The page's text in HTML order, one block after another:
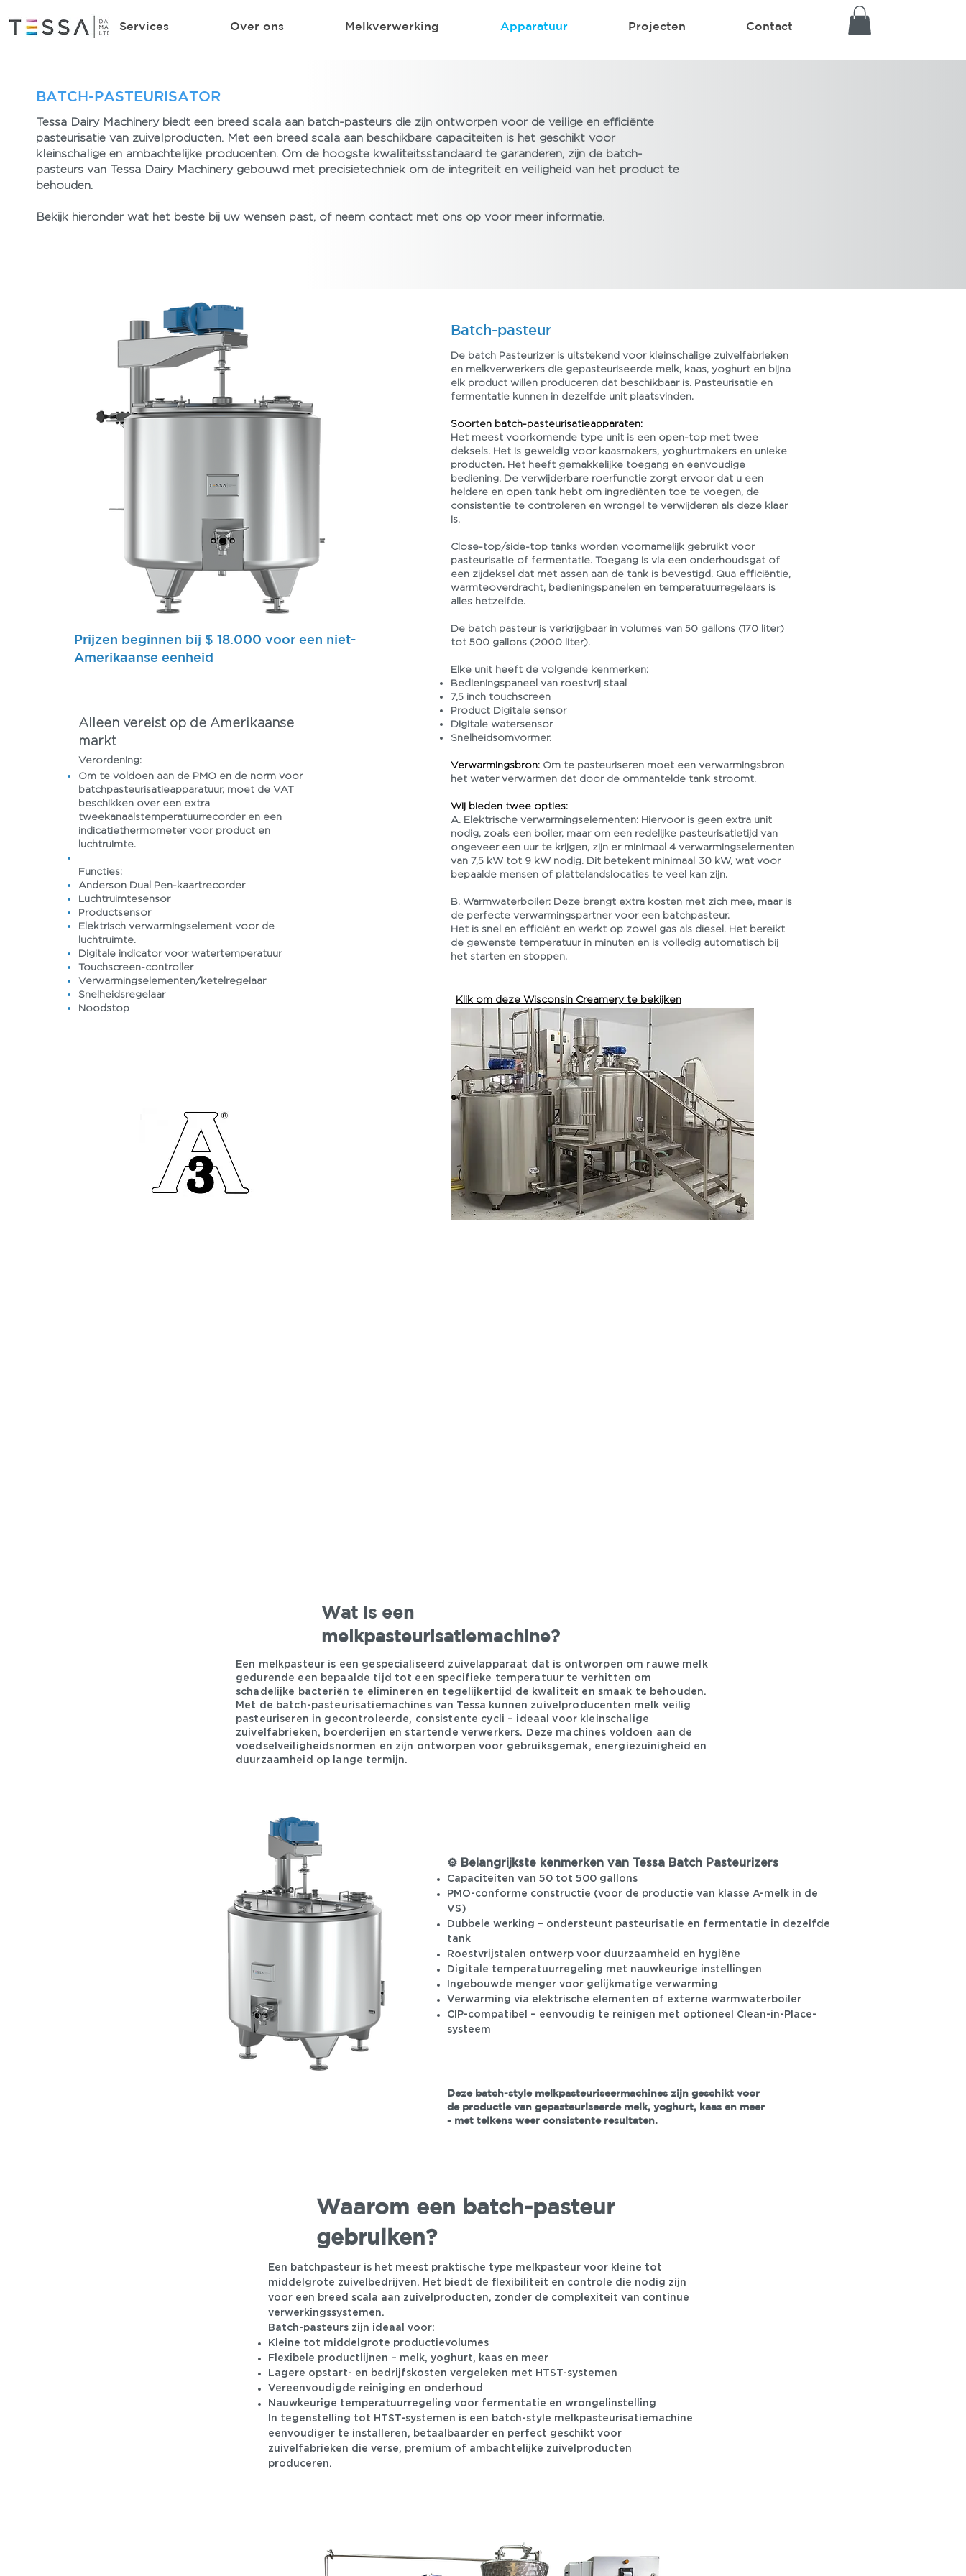
Services Over ons Melkverwerking Apparatuur Projecten Contact
BATCH-PASTEURISATOR
Tessa Dairy Machinery biedt een breed scala aan batch-pasteurs die zijn ontworpen voor de veilige en efficiënte
pasteurisatie van zuivelproducten. Met een breed scala aan beschikbare capaciteiten is het geschikt voor
kleinschalige en ambachtelijke producenten. Om de hoogste kwaliteitsstandaard te garanderen, zijn de batch-
pasteurs van Tessa Dairy Machinery gebouwd met precisietechniek om de integriteit en veiligheid van het product te
behouden.
Bekijk hieronder wat het beste bij uw wensen past, of neem contact met ons op voor meer informatie.
Prijzen beginnen bij $ 18.000 voor een niet-
Amerikaanse eenheid
Alleen vereist op de Amerikaanse
markt
Verordening:
Om te voldoen aan de PMO en de norm voor
batchpasteurisatieapparatuur, moet de VAT
beschikken over een extra
tweekanaalstemperatuurrecorder en een
indicatiethermometer voor product en
luchtruimte.
Functies:
Anderson Dual Pen-kaartrecorder
Luchtruimtesensor
Productsensor
Elektrisch verwarmingselement voor de
luchtruimte.
Digitale indicator voor watertemperatuur
Touchscreen-controller
Verwarmingselementen/ketelregelaar
Snelheidsregelaar
Noodstop
Batch-pasteur
De batch Pasteurizer is uitstekend voor kleinschalige zuivelfabrieken
en melkverwerkers die gepasteuriseerde melk, kaas, yoghurt en bijna
elk product willen produceren dat beschikbaar is. Pasteurisatie en
fermentatie kunnen in dezelfde unit plaatsvinden.
Soorten batch-pasteurisatieapparaten:
Het meest voorkomende type unit is een open-top met twee
deksels. Het is geweldig voor kaasmakers, yoghurtmakers en unieke
producten. Het heeft gemakkelijke toegang en eenvoudige
bediening. De verwijderbare roerfunctie zorgt ervoor dat u een
heldere en open tank hebt om ingrediënten toe te voegen, de
consistentie te controleren en wrongel te verwijderen als deze klaar
is.
Close-top/side-top tanks worden voornamelijk gebruikt voor
pasteurisatie of fermentatie. Toegang is via een onderhoudsgat of
een zijdeksel dat met assen aan de tank is bevestigd. Qua efficiëntie,
warmteoverdracht, bedieningspanelen en temperatuurregelaars is
alles hetzelfde.
De batch pasteur is verkrijgbaar in volumes van 50 gallons (170 liter)
tot 500 gallons (2000 liter).
Elke unit heeft de volgende kenmerken:
Bedieningspaneel van roestvrij staal
7,5 inch touchscreen
Product Digitale sensor
Digitale watersensor
Snelheidsomvormer.
Verwarmingsbron:Om te pasteuriseren moet een verwarmingsbron
het water verwarmen dat door de ommantelde tank stroomt.
Wij bieden twee opties:
A. Elektrische verwarmingselementen: Hiervoor is geen extra unit
nodig, zoals een boiler, maar om een redelijke pasteurisatietijd van
ongeveer een uur te krijgen, zijn er minimaal 4 verwarmingselementen
van 7,5 kW tot 9 kW nodig. Dit betekent minimaal 30 kW, wat voor
bepaalde mensen of plattelandslocaties te veel kan zijn.
B. Warmwaterboiler: Deze brengt extra kosten met zich mee, maar is
de perfecte verwarmingspartner voor een batchpasteur.
Het is snel en efficiënt en werkt op zowel gas als diesel. Het bereikt
de gewenste temperatuur in minuten en is volledig automatisch bij
het starten en stoppen.
Klik om deze Wisconsin Creamery te bekijken
Wat is een
melkpasteurisatiemachine?
Een melkpasteur is een gespecialiseerd zuivelapparaat dat is ontworpen om rauwe melk
gedurende een bepaalde tijd tot een specifieke temperatuur te verhitten om
schadelijke bacteriën te elimineren en tegelijkertijd de kwaliteit en smaak te behouden.
Met de batch-pasteurisatiemachines van Tessa kunnen zuivelproducenten melk veilig
pasteuriseren in gecontroleerde, consistente cycli – ideaal voor kleinschalige
zuivelfabrieken, boerderijen en startende verwerkers. Deze machines voldoen aan de
voedselveiligheidsnormen en zijn ontworpen voor gebruiksgemak, energiezuinigheid en
duurzaamheid op lange termijn.
⚙️ Belangrijkste kenmerken van Tessa Batch Pasteurizers
Capaciteiten van 50 tot 500 gallons
PMO-conforme constructie (voor de productie van klasse A-melk in de
VS)
Dubbele werking – ondersteunt pasteurisatie en fermentatie in dezelfde
tank
Roestvrijstalen ontwerp voor duurzaamheid en hygiëne
Digitale temperatuurregeling met nauwkeurige instellingen
Ingebouwde menger voor gelijkmatige verwarming
Verwarming via elektrische elementen of externe warmwaterboiler
CIP-compatibel – eenvoudig te reinigen met optioneel Clean-in-Place-
systeem
Deze batch-style melkpasteuriseermachines zijn geschikt voor
de productie van gepasteuriseerde melk, yoghurt, kaas en meer
- met telkens weer consistente resultaten.
Waarom een batch-pasteur
gebruiken?
Een batchpasteur is het meest praktische type melkpasteur voor kleine tot
middelgrote zuivelbedrijven. Het biedt de flexibiliteit en controle die nodig zijn
voor een breed scala aan zuivelproducten, zonder de complexiteit van continue
verwerkingssystemen.
Batch-pasteurs zijn ideaal voor:
Kleine tot middelgrote productievolumes
Flexibele productlijnen – melk, yoghurt, kaas en meer
Lagere opstart- en bedrijfskosten vergeleken met HTST-systemen
Vereenvoudigde reiniging en onderhoud
Nauwkeurige temperatuurregeling voor fermentatie en wrongelinstelling
In tegenstelling tot HTST-systemen is een batch-style melkpasteurisatiemachine
eenvoudiger te installeren, betaalbaarder en perfect geschikt voor
zuivelfabrieken die verse, premium of ambachtelijke zuivelproducten
produceren.